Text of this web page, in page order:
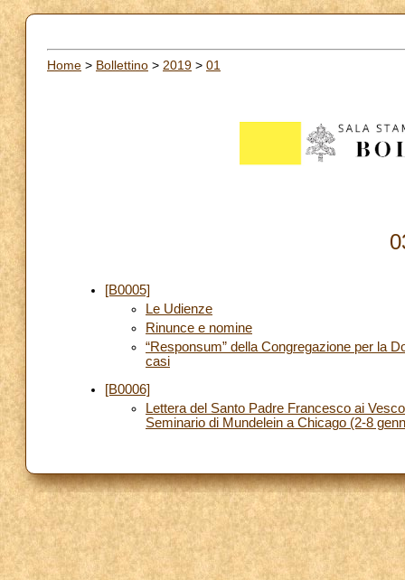
Home > Bollettino > 2019 > 01
[B0005]
Le Udienze
Rinunce e nomine
“Responsum” della Congregazione per la
casi
[B0006]
Lettera del Santo Padre Francesco ai
Seminario di Mundelein a Chicago (2-8